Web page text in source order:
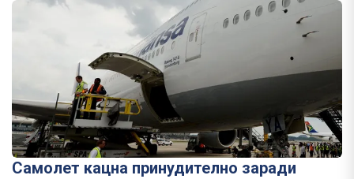
Самолет кацна принудително заради